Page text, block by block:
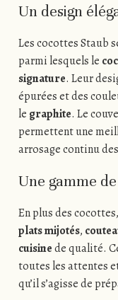
Un design
Les cocottes Staub
parmi lesquels le
signature. Leur
épurées et des
le graphite. Le
permettent une
arrosage continu
Une gamme
En plus des
plats mijotés,
cuisinede qualité.
toutes les attentes
qu’il s’agisse de